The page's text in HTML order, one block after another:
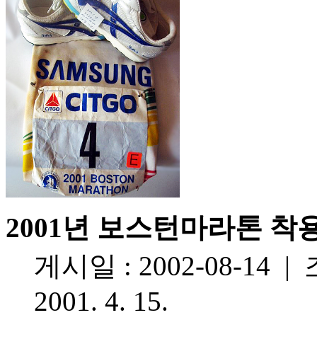
2001년 보스턴마라톤 착
게시일 : 2002-08-14 |
2001. 4. 15.